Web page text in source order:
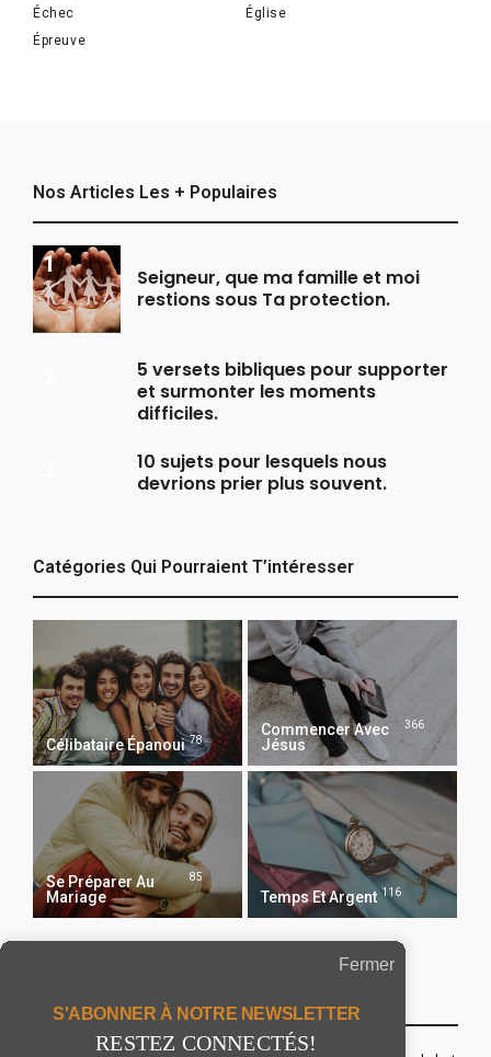
Échec
Église
Épreuve
Nos Articles Les + Populaires
Seigneur, que ma famille et moi
restions sous Ta protection.
5 versets bibliques pour supporter
et surmonter les moments
difficiles.
10 sujets pour lesquels nous
devrions prier plus souvent.
Catégories Qui Pourraient T’intéresser
Célibataire Épanoui 78
Commencer Avec
Jésus
366
Se Préparer Au
Mariage
85
Temps Et Argent 116
Fermer
S'ABONNER À NOTRE NEWSLETTER
RESTEZ CONNECTÉS!